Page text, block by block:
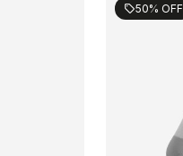
sell50% OFF